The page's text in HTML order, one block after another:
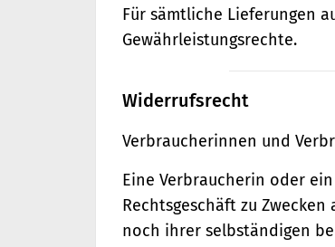
Für sämtliche Lieferungen
Gewährleistungsrechte.
Widerrufsrecht
Verbraucherinnen und
Eine Verbraucherin oder
Rechtsgeschäft zu
noch ihrer selbständigen